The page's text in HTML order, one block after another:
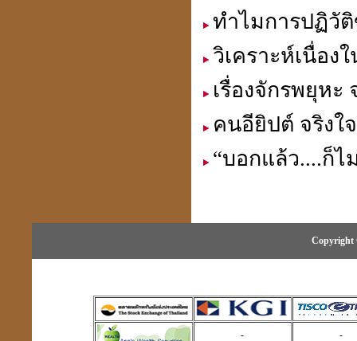
ทำไมการปฏิวัติ
วิเคราะห์เนื่อง
เรื่องจักรพยุหะ
คนอียิปต์ จริงใ
“บอกแล้ว....ก็ไ
Copyright
- -